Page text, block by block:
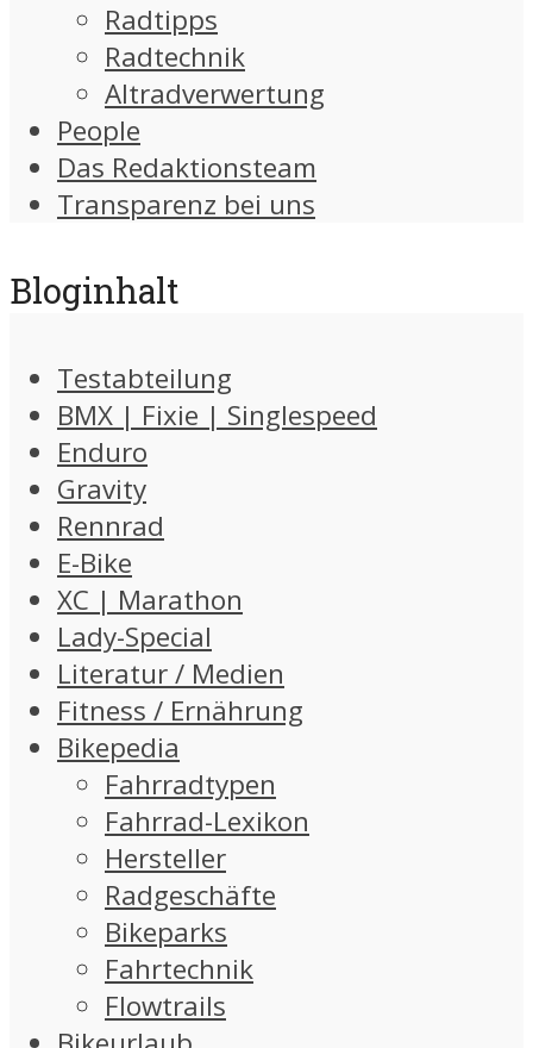
Radtipps
Radtechnik
Altradverwertung
People
Das Redaktionsteam
Transparenz bei uns
Bloginhalt
Testabteilung
BMX | Fixie | Singlespeed
Enduro
Gravity
Rennrad
E-Bike
XC | Marathon
Lady-Special
Literatur / Medien
Fitness / Ernährung
Bikepedia
Fahrradtypen
Fahrrad-Lexikon
Hersteller
Radgeschäfte
Bikeparks
Fahrtechnik
Flowtrails